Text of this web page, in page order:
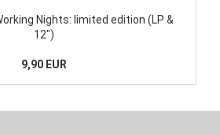
Nights: limited edition (LP &
12")
9,90 EUR